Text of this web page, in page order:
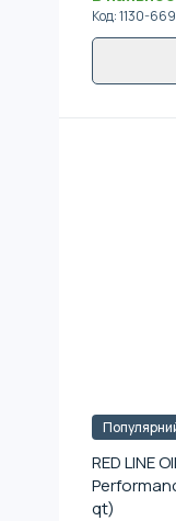
Код:1130-669
RED LINE
qt)